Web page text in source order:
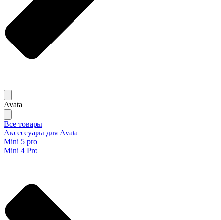
Avata
Все товары
Аксессуары для Avata
Mini 5 pro
Mini 4 Pro